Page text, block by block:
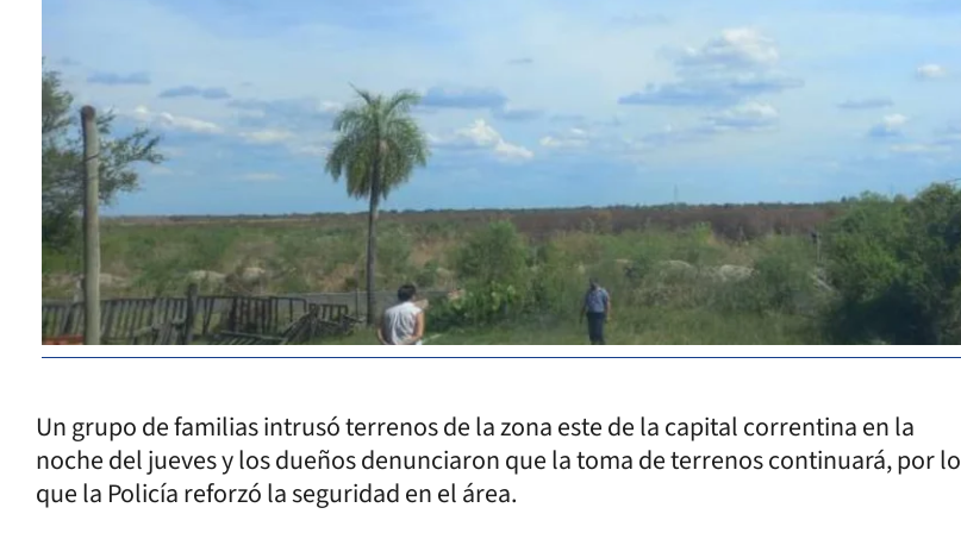
Un grupo de familias intrusó terrenos de la zona este de la capital correntina en la
noche del jueves y los dueños denunciaron que la toma de terrenos continuará, por lo
que la Policía reforzó la seguridad en el área.